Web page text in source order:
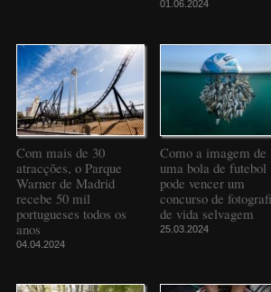
01.06.2024
Com mais de 30
atracções, o Parque
Warner de Madrid
recebe 50 mil
portugueses todos os
anos
04.04.2024
Como a imagem de
uma bola de futebol
pode vencer um
concurso de
de vida selvagem
25.03.2024